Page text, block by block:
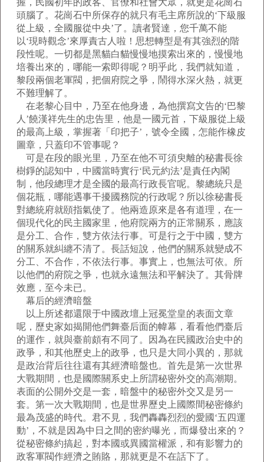
握，民國初年的政客、官僚和社會大眾，就更是花崗石
頭腦了。花崗石中所保存的就只有毛主席所說的‘下級服
從上級，全國服從中央’了。讀者賢達，您千萬不能
以‘現時觀念’來厚責古人啦！思想轉型是有其強烈的階
段性呢。一切都是黑貓白貓慢慢地摸索出來的，慢慢地
培養出來的，哪能一索即得呢？明乎此，我們就知道，
黎段兩個老軍閥，把個府院之爭，鬧得水深火熱，就更
不難理解了。
在老黎心目中，乃至在他身邊，為他撰寫文告的‘巴黎
人’饒漢祥先生的忠告里，他是一國元首，下級服從上級
的最高上級，掌握著「印把子’，號令全國，怎能作橡皮
圖章，只蓋印不管事呢？
可是在段的眼光里，乃至在他不可須臾離的秘書長徐
樹錚的認知中，中國當時實行‘民元約法’是責任內閣
制，他段總理才是全國的最高行政長官呢。黎總統只是
個花瓶，哪能遇事干擾國務院的行政呢？所以徐秘書長
對總統府就頤指氣使了。他兩造原來是各有道理，在一
個現代化的民主國家里，他府院兩方的正常關系，應該
是分工、合作，雙方依法行事。可是行之于中國，雙方
的關系就糾纏不清了。長話短說，他們的關系就變成不
分工、不合作，不依法行事。事實上，也無法可依。所
以他們的府院之爭，也就永遠無法和平解決了。其骨牌
效應，至今未已。
幕后的經濟暗盤
以上所述都還限于中國政壇上冠冕堂皇的表面文章
呢，歷史家如揭開他們舞臺后面的幃幕，看看他們臺后
的運作，就與臺前頗有不同了。因為在民國政治史中的
政爭，和其他歷史上的政爭，也只是大同小異的，那就
是政治背后往往還有其經濟暗盤也。首先是第一次世界
大戰期間，也是國際關系史上所謂秘密外交的高潮期。
表面的公開外交是一套，暗盤中的秘密外交又是另一
套。第一次大戰期間，也是世界歷史上國際間秘密條約
最為茂盛的時代。君不見，我們轟轟烈烈的愛國‘五四運
動’，不就是因為中日之間的密約曝光，而爆發出來的？
從秘密條約搞起，對本國或異國當權派，和有影響力的
政客軍閥作經濟之賄賂，那就更是不在話下了。